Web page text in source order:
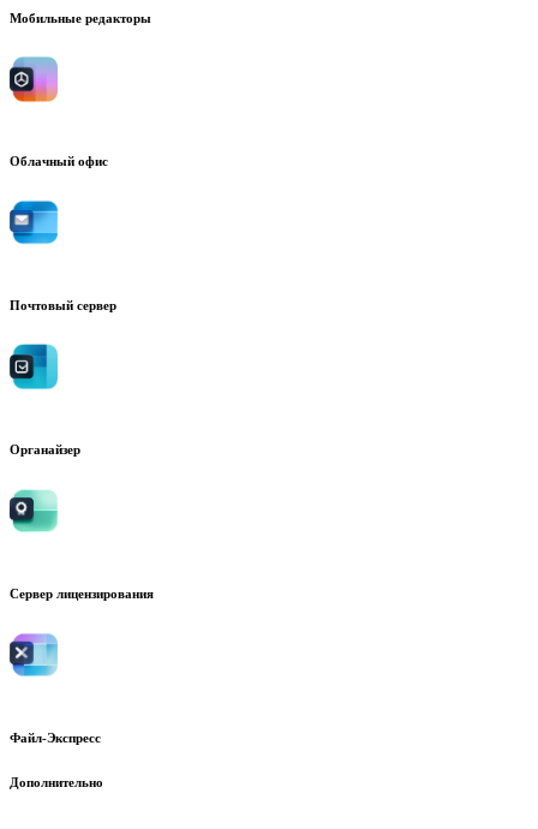
Мобильные редакторы
Облачный офис
Почтовый сервер
Органайзер
Сервер лицензирования
Файл-Экспресс
Дополнительно